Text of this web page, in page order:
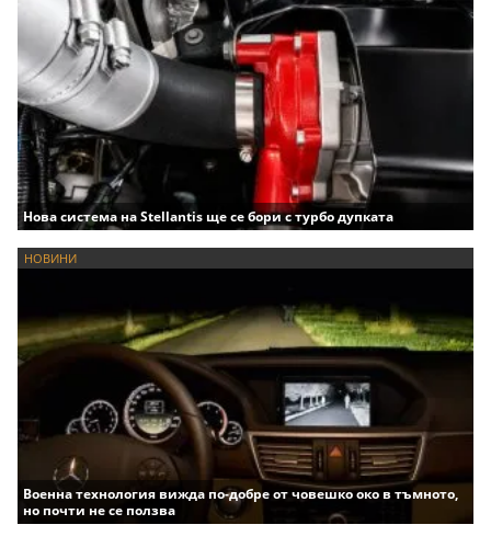
Нова система на Stellantis ще се бори с турбо дупката
НОВИНИ
Военна технология вижда по-добре от човешко око в тъмното,
но почти не се ползва